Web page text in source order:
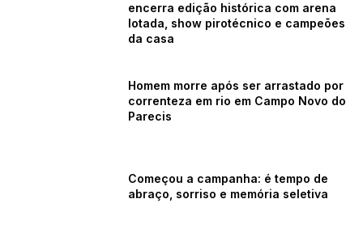
encerra edição histórica com arena
lotada, show pirotécnico e campeões
da casa
Homem morre após ser arrastado por
correnteza em rio em Campo Novo do
Parecis
Começou a campanha: é tempo de
abraço, sorriso e memória seletiva